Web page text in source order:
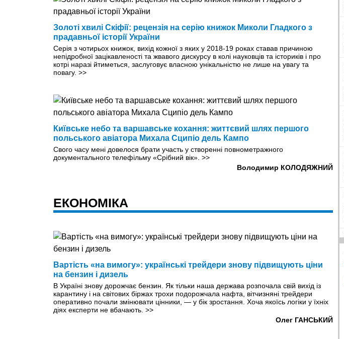
Золоті хвилі Скіфії: рецензія на серію книжок Миколи Гладкого з
прадавньої історії України
Серія з чотирьох книжок, вихід кожної з яких у 2018-19 роках ставав причиною
непідробної зацікавленості та жвавого дискурсу в колі науковців та істориків і про
котрі наразі йтиметься, заслуговує власною унікальністю не лише на увагу та
повагу. >>
Київське небо та варшавське кохання: життєвий шлях першого
польського авіатора Михала Сципіо дель Кампо
Свого часу мені довелося брати участь у створенні повнометражного
документального телефільму «Срібний вік». >>
Володимир КОЛОДЯЖНИЙ
ЕКОНОМІКА
Вартість «на вимогу»: українські трейдери знову підвищують ціни
на бензин і дизель
В Україні знову дорожчає бензин. Як тільки наша держава розпочала свій вихід із
карантину і на світових біржах трохи подорожчала нафта, вітчизняні трейдери
оперативно почали змінювати цінники, — у бік зростання. Хоча якоїсь логіки у їхніх
діях експерти не вбачають. >>
Олег ГАНСЬКИЙ